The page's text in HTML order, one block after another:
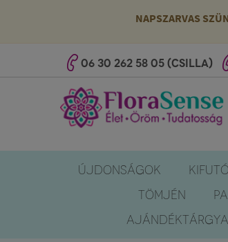
NAPSZARVAS
06 30 262 58 05 (CSILLA)
ÚJDONSÁGOK KIFUTÓ
TÖMJÉN